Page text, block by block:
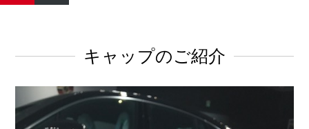
キャップのご紹介